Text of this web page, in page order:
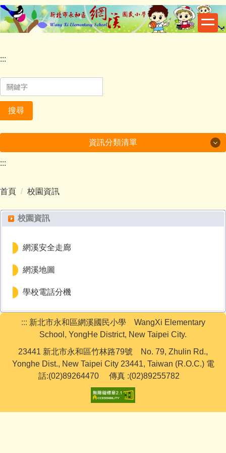
跳
到
主
內
區
:::
搜尋
資訊分類清單
校園資訊
榮譽事項
網路資源
教務處
行政處
:::
首頁 校園資訊
校園資訊
網溪安全走廊
網溪地圖
學校電話分機
::: 新北市永和區網溪國民小學 WangXi Elementary
School, YongHe District, New Taipei City.
23441 新北市永和區竹林路79號 No. 79, Zhulin Rd.,
Yonghe Dist., New Taipei City 23441, Taiwan (R.O.C.) 電
話:(02)89264470 傳真 :(02)89255782